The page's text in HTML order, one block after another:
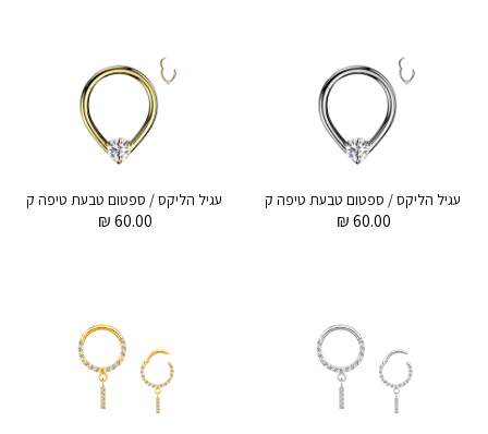
עגיל הליקס / ספטום טבעת טיפה קליקר מסרג'יקל סטיל 1.2 * 8 מ"מ וקריסטל לבן
60.00
₪
60.00
₪